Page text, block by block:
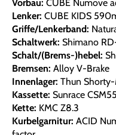
Vorbau: CUBE Numove
Lenker: CUBE KIDS
Griffe/Lenkerband:
Schaltwerk: Shimano
Schalt/(Brems-)hebel:
Bremsen: Alloy V-Brake
Innenlager: Thun
Kassette: Sunrace
Kette: KMC Z8.3
Kurbelgarnitur: ACID